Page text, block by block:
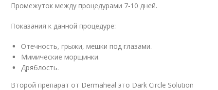
Промежуток между процедурами 7-10 дней.
Показания к данной процедуре:
Отечность, грыжи, мешки под глазами.
Мимические морщинки.
Дряблость.
Второй препарат от Dermaheal это Dark Circle Solution